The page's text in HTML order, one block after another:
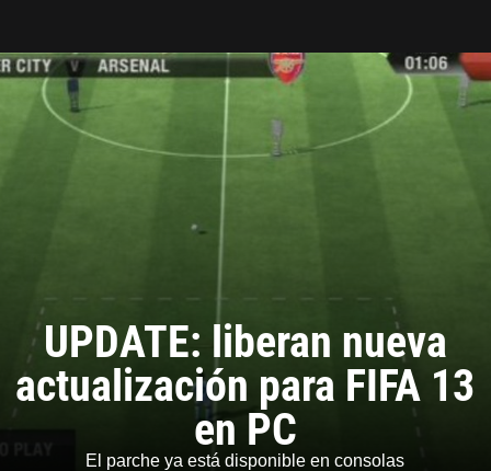
UPDATE: liberan nueva
actualización para FIFA 13
en PC
El parche ya está disponible en consolas